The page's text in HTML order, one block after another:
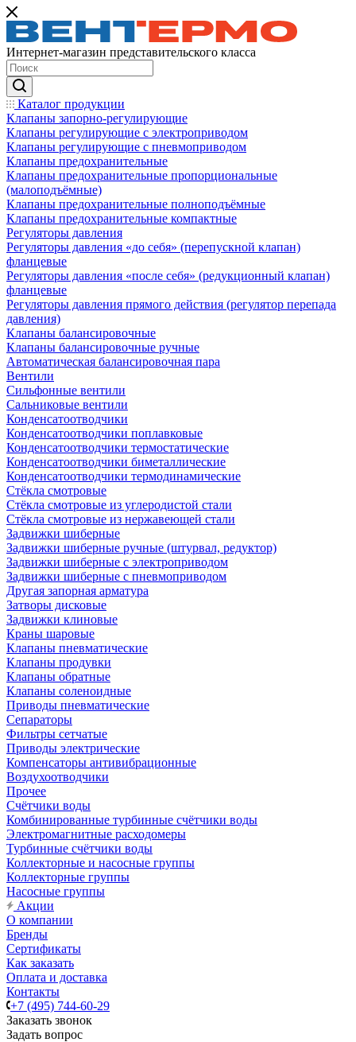
Интернет-магазин представительского класса
Каталог продукции
Клапаны запорно-регулирующие
Клапаны регулирующие с электроприводом
Клапаны регулирующие с пневмоприводом
Клапаны предохранительные
Клапаны предохранительные пропорциональные
(малоподъёмные)
Клапаны предохранительные полноподъёмные
Клапаны предохранительные компактные
Регуляторы давления
Регуляторы давления «до себя» (перепускной клапан)
фланцевые
Регуляторы давления «после себя» (редукционный клапан)
фланцевые
Регуляторы давления прямого действия (регулятор перепада
давления)
Клапаны балансировочные
Клапаны балансировочные ручные
Автоматическая балансировочная пара
Вентили
Сильфонные вентили
Сальниковые вентили
Конденсатоотводчики
Конденсатоотводчики поплавковые
Конденсатоотводчики термостатические
Конденсатоотводчики биметаллические
Конденсатоотводчики термодинамические
Стёкла смотровые
Стёкла смотровые из углеродистой стали
Стёкла смотровые из нержавеющей стали
Задвижки шиберные
Задвижки шиберные ручные (штурвал, редуктор)
Задвижки шиберные с электроприводом
Задвижки шиберные с пневмоприводом
Другая запорная арматура
Затворы дисковые
Задвижки клиновые
Краны шаровые
Клапаны пневматические
Клапаны продувки
Клапаны обратные
Клапаны соленоидные
Приводы пневматические
Сепараторы
Фильтры сетчатые
Приводы электрические
Компенсаторы антивибрационные
Воздухоотводчики
Прочее
Счётчики воды
Комбинированные турбинные счётчики воды
Электромагнитные расходомеры
Турбинные счётчики воды
Коллекторные и насосные группы
Коллекторные группы
Насосные группы
Акции
О компании
Бренды
Сертификаты
Как заказать
Оплата и доставка
Контакты
+7 (495) 744-60-29
Заказать звонок
Задать вопрос